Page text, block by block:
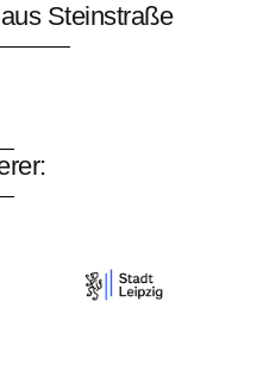
Steinstraße